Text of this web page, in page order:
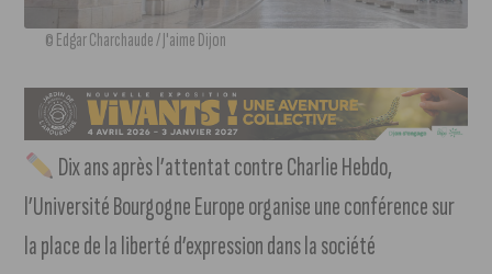
© Edgar Charchaude / J'aime Dijon
Dix ans après l’attentat contre Charlie Hebdo,
l’Université Bourgogne Europe organise une conférence sur
la place de la liberté d’expression dans la société